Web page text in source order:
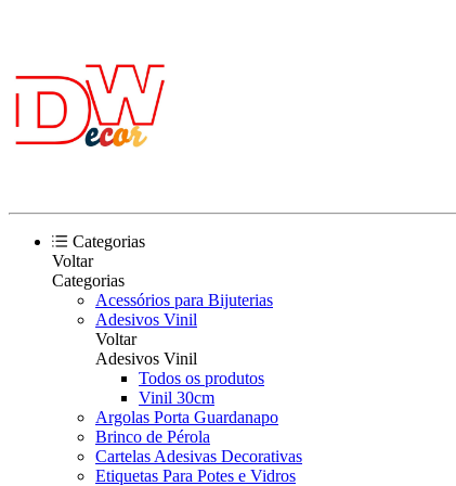
Categorias
Voltar
Categorias
Acessórios para Bijuterias
Adesivos Vinil
Voltar
Adesivos Vinil
Todos os produtos
Vinil 30cm
Argolas Porta Guardanapo
Brinco de Pérola
Cartelas Adesivas Decorativas
Etiquetas Para Potes e Vidros